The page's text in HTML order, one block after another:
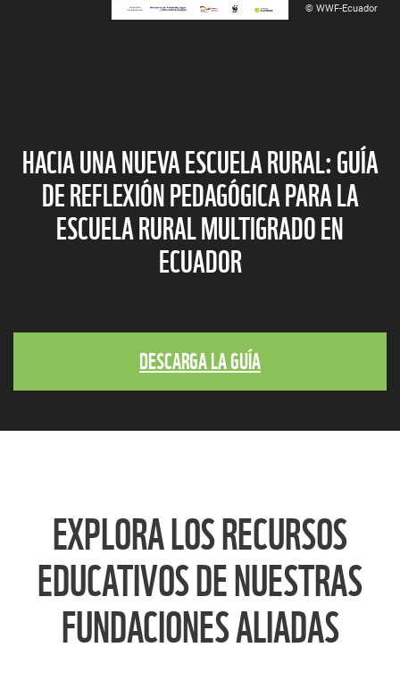
© WWF-Ecuador
HACIA UNA NUEVA ESCUELA RURAL: GUÍA
DE REFLEXIÓN PEDAGÓGICA PARA LA
ESCUELA RURAL MULTIGRADO EN
ECUADOR
DESCARGA LA GUÍA
EXPLORA LOS RECURSOS
EDUCATIVOS DE NUESTRAS
FUNDACIONES ALIADAS